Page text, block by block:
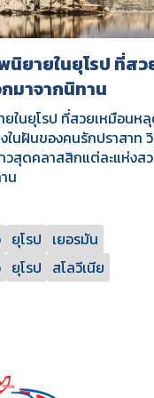
นิยายในยุโรป ที่สว
มาจากนิทาน
ยในยุโรป ที่สวยเหมือนห
นฝันของคนรักปราสาท วิ
าวสุดคลาสสิกแต่ละแห่งส
น
ยุโรป เยอรมัน
ยุโรป สโลวีเนีย